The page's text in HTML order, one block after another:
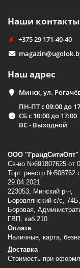
Наши контакты
+375 29 171-40-40
Наш адрес
Минск, ул.
ПН-ПТ с 09:00 до
СБ с 10:00 до 17:00
ВС - Выходной
ООО "ГрандСитиОпт"
Св-во №691807625 от
Торг. реестр №508762
29.04.2021
223053, Минский p-н,
Боровлянский с/с,
Боровая,
ГВП, каб.210
Оплата
Наличные, карта,
Доставка
Стоимость при